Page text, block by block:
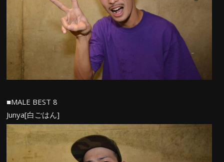
■MALE BEST 8
Junya[白ごはん]